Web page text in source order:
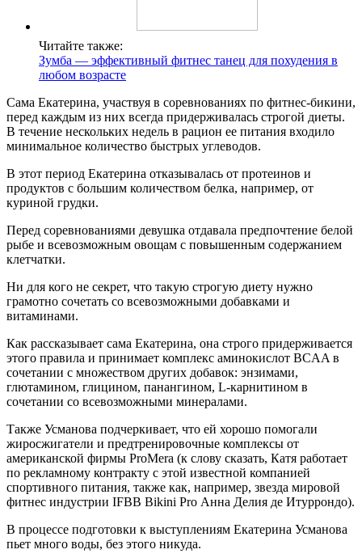
Читайте также:
Зумба — эффективный фитнес танец для похудения в
любом возрасте
Сама Екатерина, участвуя в соревнованиях по фитнес-бикини,
перед каждым из них всегда придерживалась строгой диеты.
В течение нескольких недель в рацион ее питания входило
минимальное количество быстрых углеводов.
В этот период Екатерина отказывалась от протеинов и
продуктов с большим количеством белка, например, от
куриной грудки.
Перед соревнованиями девушка отдавала предпочтение белой
рыбе и всевозможным овощам с повышенным содержанием
клетчатки.
Ни для кого не секрет, что такую строгую диету нужно
грамотно сочетать со всевозможными добавками и
витаминами.
Как рассказывает сама Екатерина, она строго придерживается
этого правила и принимает комплекс аминокислот BCAA в
сочетании с множеством других добавок: энзимами,
глютамином, глицином, панангином, L-карнитином в
сочетании со всевозможными минералами.
Также Усманова подчеркивает, что ей хорошо помогали
жиросжигатели и предтренировочные комплексы от
американской фирмы ProMera (к слову сказать, Катя работает
по рекламному контракту с этой известной компанией
спортивного питания, также как, например, звезда мировой
фитнес индустрии IFBB Bikini Pro Анна Делия де Итуррондо).
В процессе подготовки к выступлениям Екатерина Усманова
пьет много воды, без этого никуда.